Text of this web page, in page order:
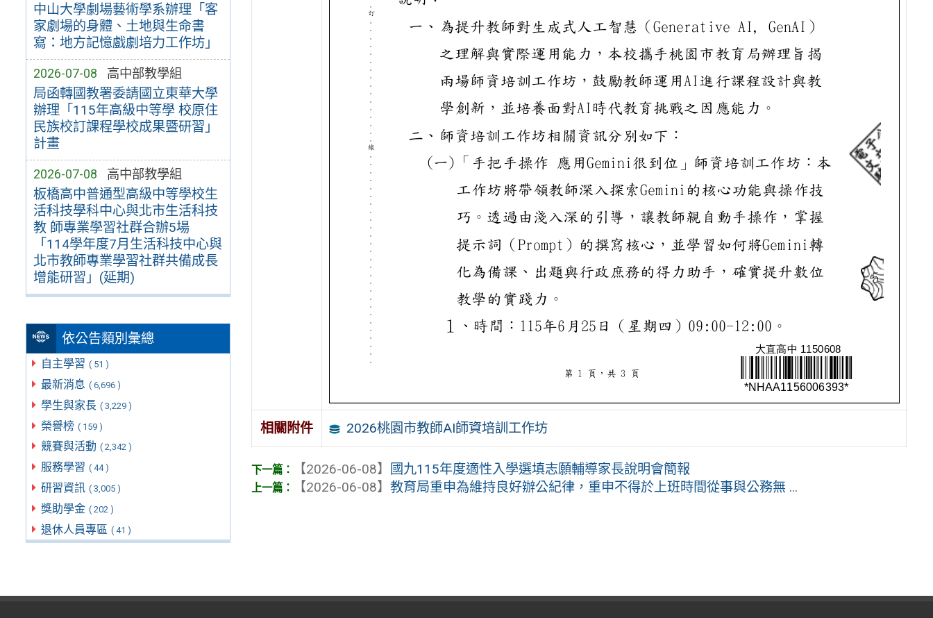
中山大學劇場藝術學系辦理「客
家劇場的身體、土地與生命書
寫：地方記憶戲劇培力工作坊」
2026-07-08 高中部教學組
局函轉國教署委請國立東華大學
辦理「115年高級中等學 校原住
民族校訂課程學校成果暨研習」
計畫
2026-07-08 高中部教學組
板橋高中普通型高級中等學校生
活科技學科中心與北市生活科技
教 師專業學習社群合辦5場
「114學年度7月生活科技中心與
北市教師專業學習社群共備成長
增能研習」(延期)
依公告類別彙總
自主學習 ( 51 )
最新消息 ( 6,696 )
學生與家長 ( 3,229 )
榮譽榜 ( 159 )
競賽與活動 ( 2,342 )
服務學習 ( 44 )
研習資訊 ( 3,005 )
獎助學金 ( 202 )
退休人員專區 ( 41 )
相關附件 2026桃園市教師AI師資培訓工作坊
【2026-06-08】
國九115年度適性入學選填志願輔導家長說明會簡報
【2026-06-08】教育局重申為維持良好辦公紀律，重申不得於上班時間從事與公務無 ...